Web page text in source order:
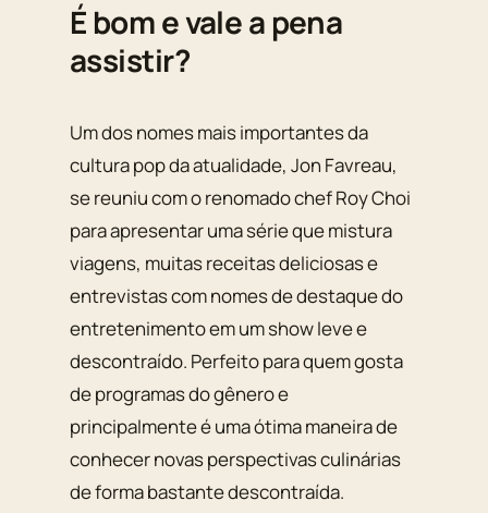
É bom e vale a pena
assistir?
Um dos nomes mais importantes da
cultura pop da atualidade, Jon Favreau,
se reuniu com o renomado chef Roy Choi
para apresentar uma série que mistura
viagens, muitas receitas deliciosas e
entrevistas com nomes de destaque do
entretenimento em um show leve e
descontraído. Perfeito para quem gosta
de programas do gênero e
principalmente é uma ótima maneira de
conhecer novas perspectivas culinárias
de forma bastante descontraída.